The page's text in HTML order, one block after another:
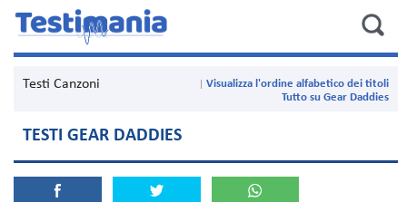
Testi Canzoni
Visualizza l'ordine alfabetico dei titoli
Tutto su Gear Daddies
TESTI GEAR DADDIES